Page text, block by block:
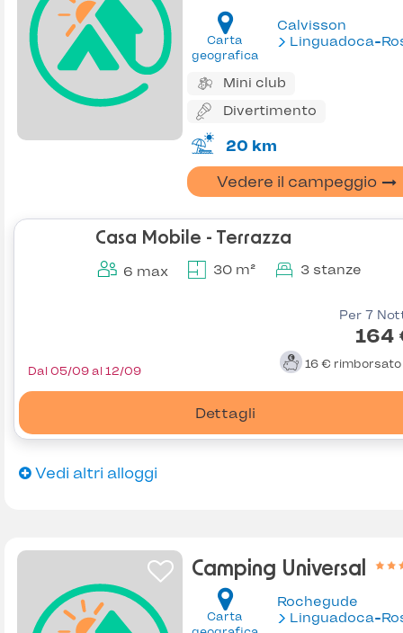
Carta
geografica
Calvisson
Linguadoca-
Mini club
Divertimento
20 km
Vedere il campeggio
Casa Mobile - Terrazza
6 max 30 m² 3 stanze
Per 7
164
16 € rimborsato
Dettagli
Dal 05/09 al 12/09
Vedi altri alloggi
Camping Universal
Carta
Rochegude
Linguadoca-